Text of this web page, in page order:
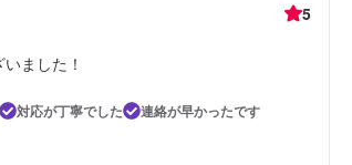
5
ました！
対応が丁寧でした
連絡が早かったです